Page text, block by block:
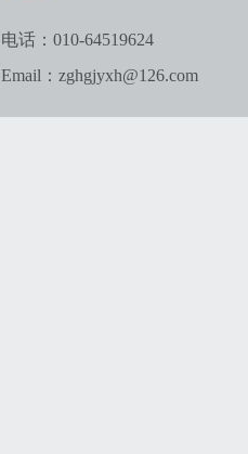
电话：010-64519624
Email：zghgjyxh@126.com